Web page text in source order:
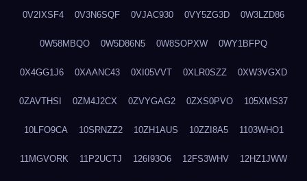
0V2IXSF4 0V3N6SQF 0VJAC930 0VY5ZG3D 0W3LZD86
0W58MBQO 0W5D86N5 0W8SOPXW 0WY1BFPQ
0X4GG1J6 0XAANC43 0XI05VVT 0XLR0SZZ 0XW3VGXD
0ZAVTHSI 0ZM4J2CX 0ZVYGAG2 0ZXS0PVO 105XMS37
10LFO9CA 10SRNZZ2 10ZH1AUS 10ZZI8A5 1103WHO1
11MGVORK 11P2UCTJ 126I93O6 12FS3WHV 12HZ1JWW